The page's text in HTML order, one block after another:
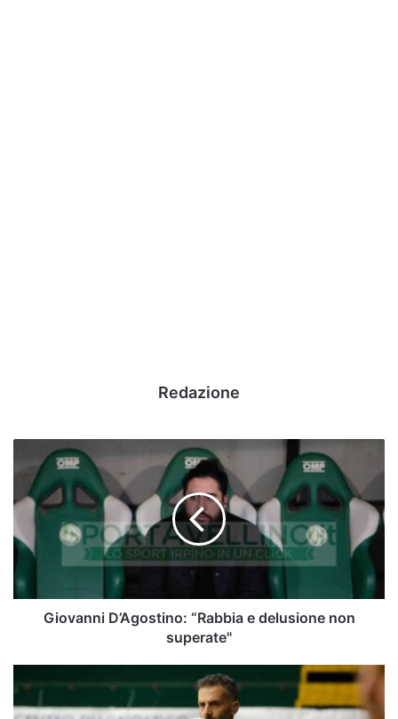
Redazione
Giovanni
D’Agostino:
“Rabbia
e
delusione
non
superate"
Giovanni D’Agostino: “Rabbia e delusione non
superate"
Abate,
Scarpitti: